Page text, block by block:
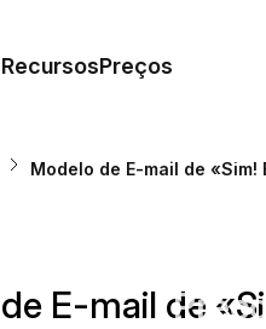
RecursosPreços
Modelo de E-mail de
E-mail de